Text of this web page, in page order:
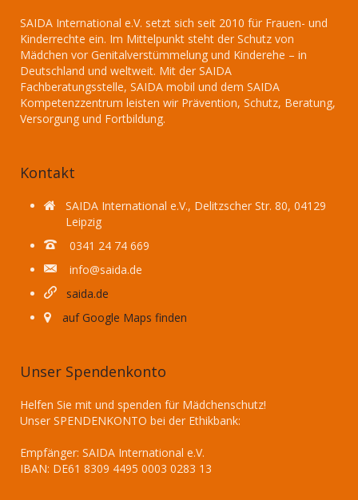
SAIDA International e.V. setzt sich seit 2010 für Frauen- und
Kinderrechte ein. Im Mittelpunkt steht der Schutz von
Mädchen vor Genitalverstümmelung und Kinderehe – in
Deutschland und weltweit. Mit der SAIDA
Fachberatungsstelle, SAIDA mobil und dem SAIDA
Kompetenzzentrum leisten wir Prävention, Schutz, Beratung,
Versorgung und Fortbildung.
Kontakt
SAIDA International e.V., Delitzscher Str. 80, 04129
Leipzig
0341 24 74 669
info@saida.de
saida.de
auf Google Maps finden
Unser Spendenkonto
Helfen Sie mit und spenden für Mädchenschutz!
Unser SPENDENKONTO bei der Ethikbank:
Empfänger: SAIDA International e.V.
IBAN: DE61 8309 4495 0003 0283 13